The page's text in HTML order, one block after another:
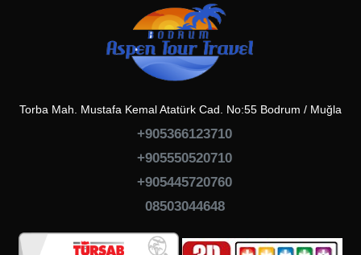
Torba Mah. Mustafa Kemal Atatürk Cad. No:55 Bodrum / Muğla
+905366123710
+905550520710
+905445720760
08503044648